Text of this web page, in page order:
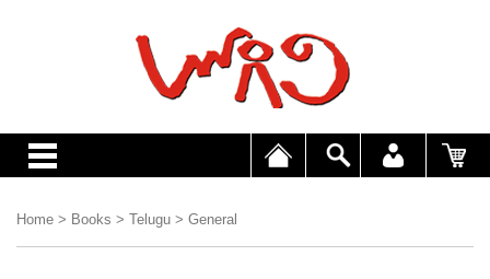
Home > Books > Telugu > General